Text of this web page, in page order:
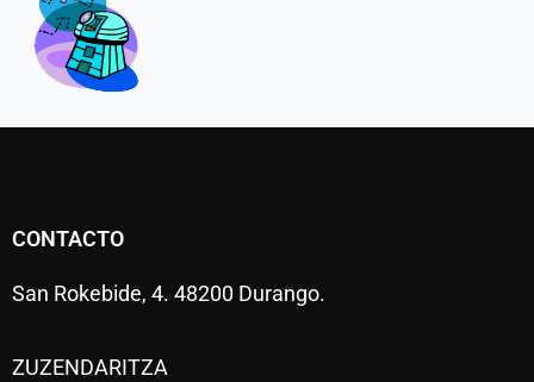
CONTACTO
San Rokebide, 4. 48200 Durango.
ZUZENDARITZA